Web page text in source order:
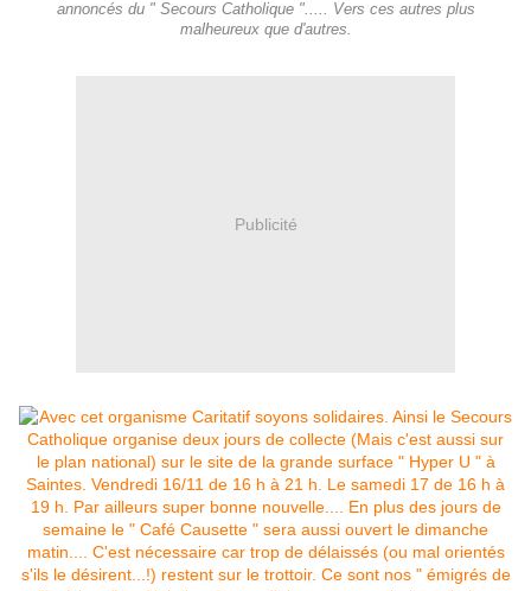
annoncés du " Secours Catholique "..... Vers ces autres plus
malheureux que d'autres.
Publicité